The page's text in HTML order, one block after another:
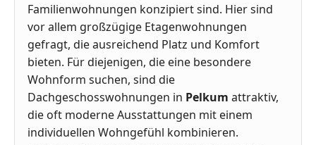
Familienwohnungen konzipiert sind. Hier sind
vor allem großzügige Etagenwohnungen
gefragt, die ausreichend Platz und Komfort
bieten. Für diejenigen, die eine besondere
Wohnform suchen, sind die
Dachgeschosswohnungen in Pelkum attraktiv,
die oft moderne Ausstattungen mit einem
individuellen Wohngefühl kombinieren.